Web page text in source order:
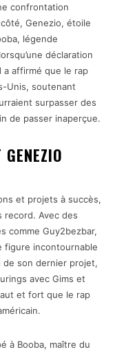
confrontation
Genezio, étoile
légende
déclaration
a affirmé que le rap
Unis, soutenant
surpasser des
de passer inaperçue.
et projets à succès,
record. Avec des
comme Guy2bezbar,
figure incontournable
de son dernier projet,
avec Gims et
et fort que le rap
à Booba, maître du